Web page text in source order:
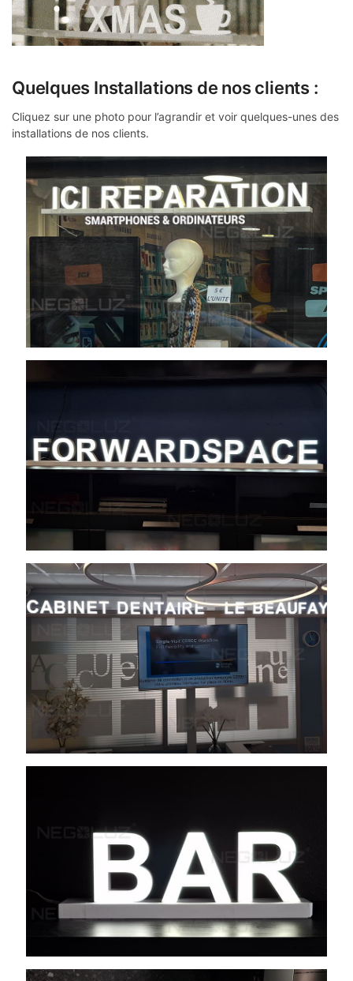
Quelques Installations de nos clients :
Cliquez sur une photo pour l’agrandir et voir quelques-unes des
installations de nos clients.